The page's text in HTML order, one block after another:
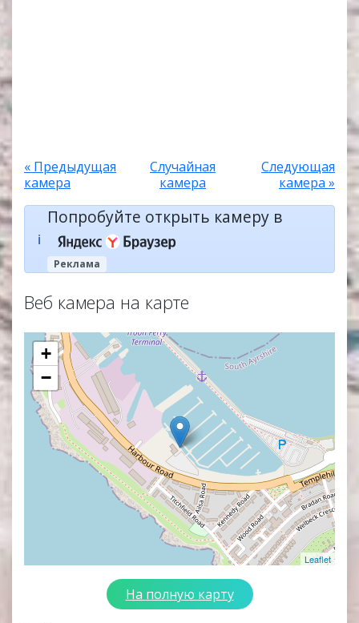
« Предыдущая
камера
Случайная
камера
Следующая
камера »
ℹ️
Попробуйте открыть камеру в
Реклама
Веб камера на карте
+
−
Leaflet
На полную карту